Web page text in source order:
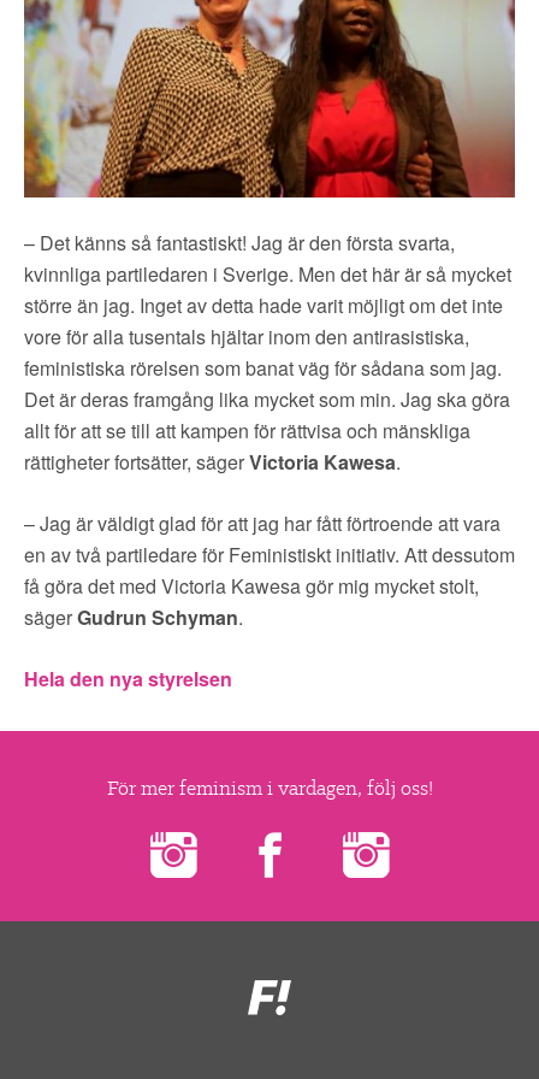
FÖR MEDLEMMAR ▼
NYHETER
– Det känns så fantastiskt! Jag är den första svarta,
kvinnliga partiledaren i Sverige. Men det här är så mycket
större än jag. Inget av detta hade varit möjligt om det inte
vore för alla tusentals hjältar inom den antirasistiska,
feministiska rörelsen som banat väg för sådana som jag.
Det är deras framgång lika mycket som min. Jag ska göra
allt för att se till att kampen för rättvisa och mänskliga
rättigheter fortsätter, sägerVictoria Kawesa.
– Jag är väldigt glad för att jag har fått förtroende att vara
en av två partiledare för Feministiskt initiativ. Att dessutom
få göra det med Victoria Kawesa gör mig mycket stolt,
sägerGudrun Schyman.
Hela den nya styrelsen
För mer feminism i vardagen, följ oss!
Feministiskt
initiativ